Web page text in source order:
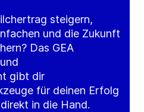
steigern,
und die Zukunft
Das GEA
gibt dir
für deinen Erfolg
in die Hand.